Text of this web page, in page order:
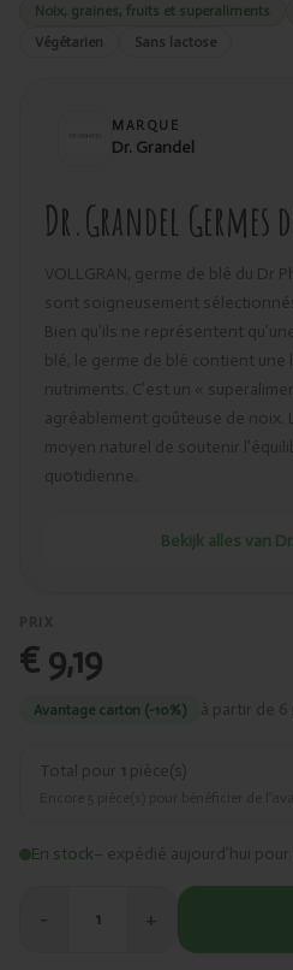
Noix, graines, fruits et superaliments
Végétarien
Sans lactose
MARQUE
Dr. Grandel
Dr.Grandel Germes
VOLLGRAN, germe de blé du Dr
sont soigneusement
Bien qu’ils ne représentent
blé, le germe de blé contient une
nutriments. C’est un «
agréablement goûteuse de noix.
moyen naturel de soutenir
quotidienne.
Bekijk alles van
PRIX
€ 9,19
Avantage carton (-10%) à partir de 6
Total pour 1 pièce(s)
En stock– expédié aujourd’hui
− 1 +